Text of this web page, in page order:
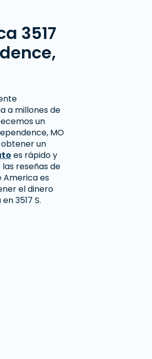
3517
a millones de
un
MO
un
es rápido y
las reseñas de
America es
el dinero
3517 S.